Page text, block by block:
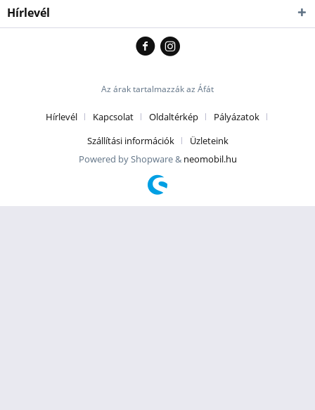
Hírlevél
Az árak tartalmazzák az Áfát
Hírlevél Kapcsolat Oldaltérkép
Pályázatok
Szállítási információk
Üzleteink
Powered by Shopware & neomobil.hu